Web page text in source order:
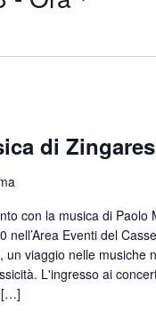
di
con la musica di Paolo
nell’Area Eventi del
viaggio nelle musiche
L'ingresso ai
[…]